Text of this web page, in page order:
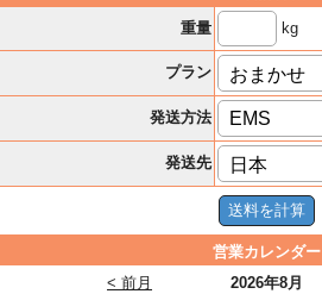
重量
kg
プラン
発送方法
発送先
営業カレンダー
2026年8月
< 前月